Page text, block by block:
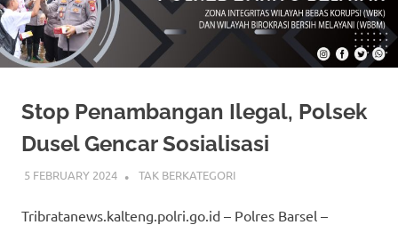
Stop Penambangan Ilegal, Polsek
Dusel Gencar Sosialisasi
5 FEBRUARY 2024 ADMIN_POLRESBARSEL
TAK BERKATEGORI
Tribratanews.kalteng.polri.go.id – Polres Barsel –